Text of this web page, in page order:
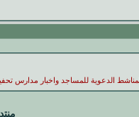
الدعوية للمساجد واخبار مدارس